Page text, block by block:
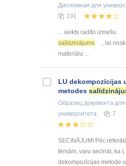
Дипломная для
191
... veikts radīto izmešu
salīdzinājums
, lai
materiālu ...
LU dekompozīcijas
metodes
Образец документа для
университета
7
SECINĀJUMI Pēc
tēmām, varu secināt, ka
dekompozīcijas metode